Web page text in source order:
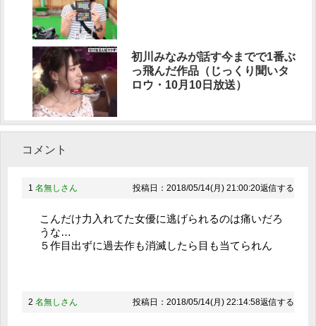
初川みなみが話す今までで1番ぶ
っ飛んだ作品（じっくり聞いタ
ロウ・10月10日放送）
コメント
1 名無しさん 投稿日：2018/05/14(月) 21:00:20返信する
こんだけ力入れてた女優に逃げられるのは痛いだろ
うな…
５作目出ずに過去作も消滅したら目も当てられん
2 名無しさん 投稿日：2018/05/14(月) 22:14:58返信する